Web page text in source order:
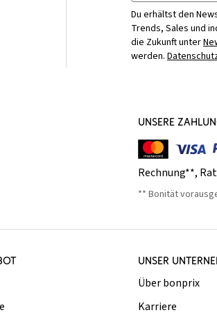
Du erhältst den
Trends, Sales und
die Zukunft unter
werden.
UNSERE
Rechnung**,
** Bonität
UNSER
Über bonprix
Karriere